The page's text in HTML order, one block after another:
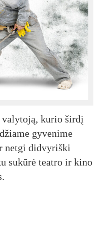
valytoją, kurio širdį
gyvenime
netgi didvyriški
sukūrė teatro ir kino